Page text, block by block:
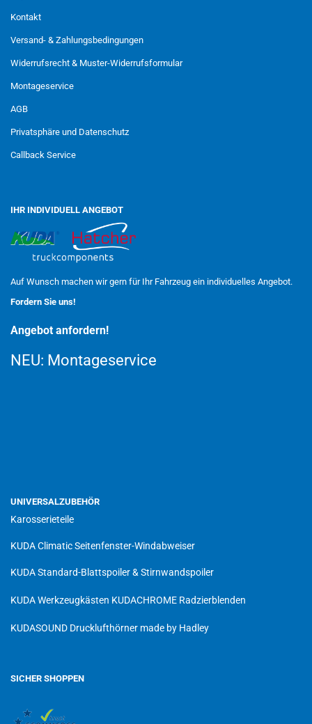
Kontakt
Versand- & Zahlungsbedingungen
Widerrufsrecht & Muster-Widerrufsformular
Montageservice
AGB
Privatsphäre und Datenschutz
Callback Service
IHR INDIVIDUELL ANGEBOT
Auf Wunsch machen wir gern für Ihr Fahrzeug ein individuelles Angebot.
Fordern Sie uns!
Angebot anfordern!
NEU: Montageservice
UNIVERSALZUBEHÖR
Karosserieteile
KUDA Climatic Seitenfenster-Windabweiser
KUDA Standard-Blattspoiler & Stirnwandspoiler
KUDA Werkzeugkästen KUDACHROME Radzierblenden
KUDASOUND Drucklufthörner made by Hadley
SICHER SHOPPEN